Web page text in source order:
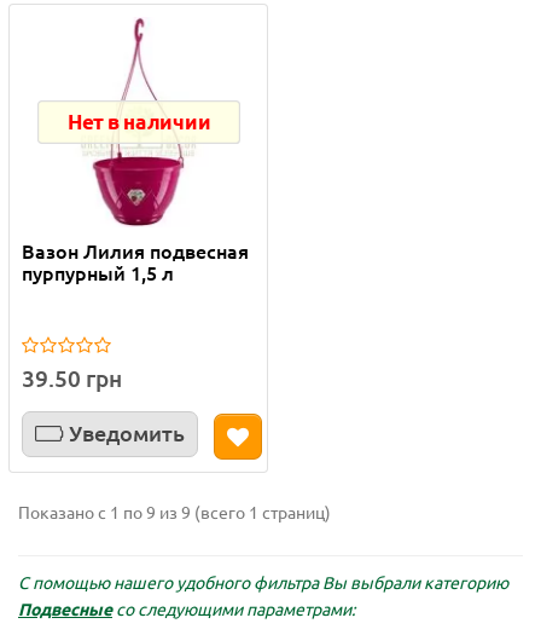
Нет в наличии
Вазон Лилия подвесная
пурпурный 1,5 л
39.50 грн
Уведомить
Показано с 1 по 9 из 9 (всего 1 страниц)
С помощью нашего удобного фильтра Вы выбрали категорию
Подвесныесо следующими параметрами: